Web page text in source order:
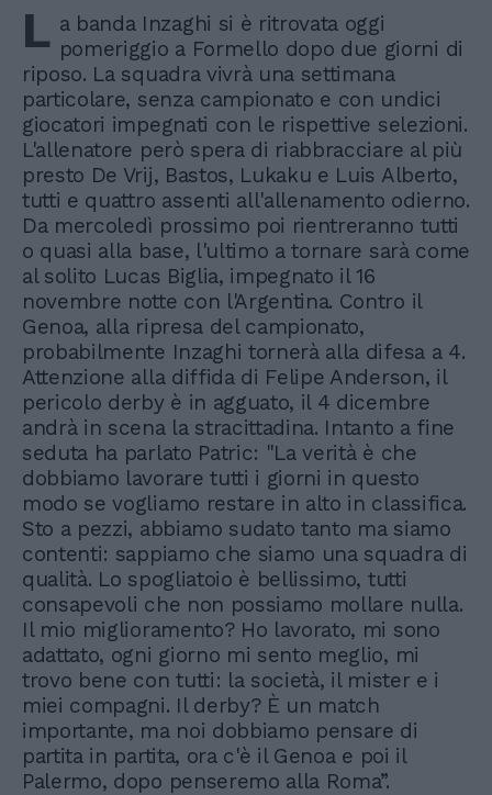
L a banda Inzaghi si è ritrovata oggi
pomeriggio a Formello dopo due giorni di
riposo. La squadra vivrà una settimana
particolare, senza campionato e con undici
giocatori impegnati con le rispettive selezioni.
L'allenatore però spera di riabbracciare al più
presto De Vrij, Bastos, Lukaku e Luis Alberto,
tutti e quattro assenti all'allenamento odierno.
Da mercoledì prossimo poi rientreranno tutti
o quasi alla base, l'ultimo a tornare sarà come
al solito Lucas Biglia, impegnato il 16
novembre notte con l'Argentina. Contro il
Genoa, alla ripresa del campionato,
probabilmente Inzaghi tornerà alla difesa a 4.
Attenzione alla diffida di Felipe Anderson, il
pericolo derby è in agguato, il 4 dicembre
andrà in scena la stracittadina. Intanto a fine
seduta ha parlato Patric: "La verità è che
dobbiamo lavorare tutti i giorni in questo
modo se vogliamo restare in alto in classifica.
Sto a pezzi, abbiamo sudato tanto ma siamo
contenti: sappiamo che siamo una squadra di
qualità. Lo spogliatoio è bellissimo, tutti
consapevoli che non possiamo mollare nulla.
Il mio miglioramento? Ho lavorato, mi sono
adattato, ogni giorno mi sento meglio, mi
trovo bene con tutti: la società, il mister e i
miei compagni. Il derby? È un match
importante, ma noi dobbiamo pensare di
partita in partita, ora c'è il Genoa e poi il
Palermo, dopo penseremo alla Roma”.